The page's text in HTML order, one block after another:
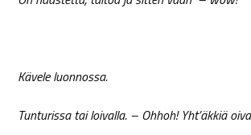
Kävele luonnossa.
Tunturissa tai loivalla. – Ohhoh! Yht’äkkiä